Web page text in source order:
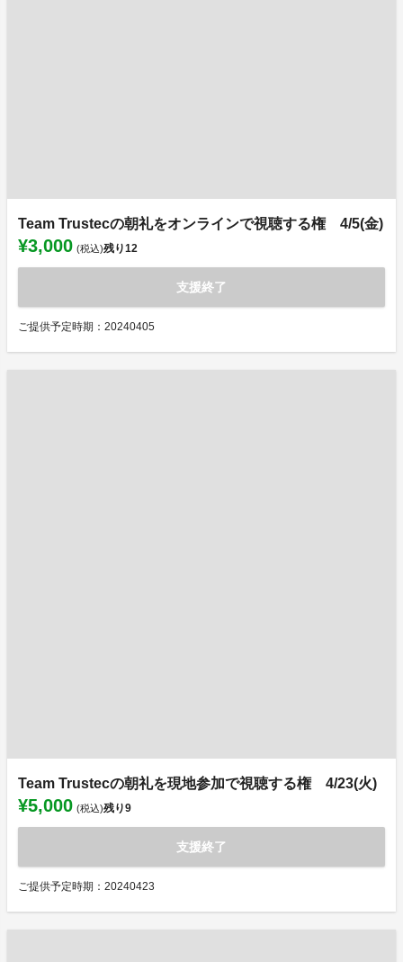
Team Trustecの朝礼をオンラインで視聴する権 4/5(金)
¥3,000 (税込)残り12
支援終了
ご提供予定時期：20240405
Team Trustecの朝礼を現地参加で視聴する権 4/23(火)
¥5,000 (税込)残り9
支援終了
ご提供予定時期：20240423